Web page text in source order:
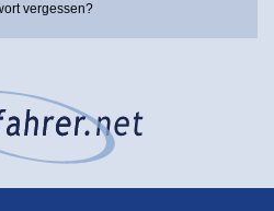
vergessen?